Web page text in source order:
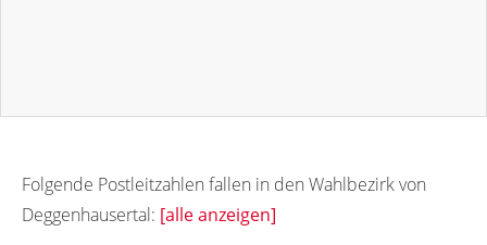
Folgende Postleitzahlen fallen in den Wahlbezirk von
Deggenhausertal: [alle anzeigen]